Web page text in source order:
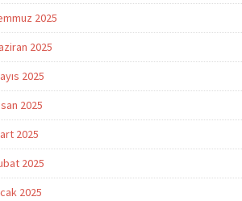
2025
2025
2025
2025
2025
2025
2025